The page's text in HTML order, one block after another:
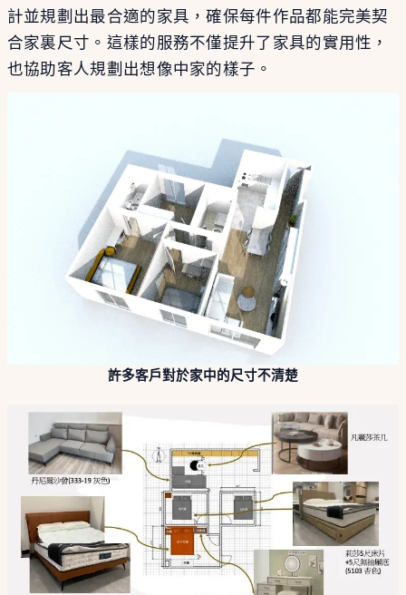
計並規劃出最合適的家具，確保每件作品都能完美契
合家裏尺寸。這樣的服務不僅提升了家具的實用性，
也協助客人規劃出想像中家的樣子。
許多客戶對於家中的尺寸不清楚